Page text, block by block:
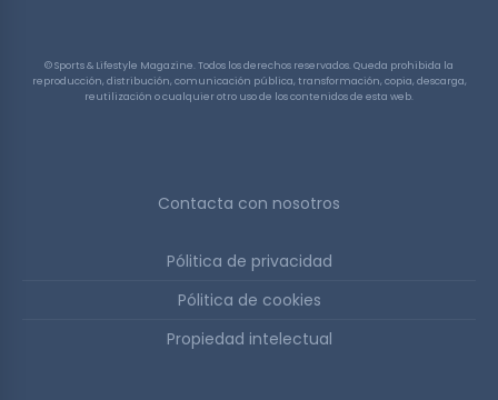
© Sports & Lifestyle Magazine. Todos los derechos reservados. Queda prohibida la
reproducción, distribución, comunicación pública, transformación, copia, descarga,
reutilización o cualquier otro uso de los contenidos de esta web.
Contacta con nosotros
Pólitica de privacidad
Pólitica de cookies
Propiedad intelectual